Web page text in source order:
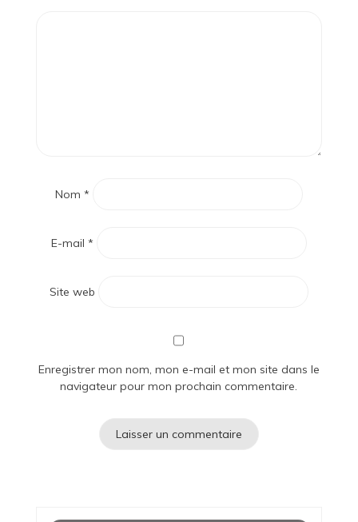
Nom *
E-mail *
Site web
Enregistrer mon nom, mon e-mail et mon site dans le
navigateur pour mon prochain commentaire.